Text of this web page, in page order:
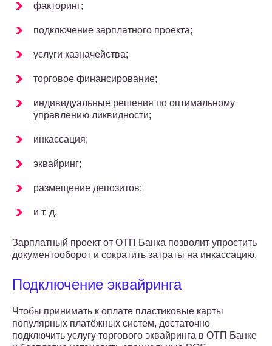
факторинг;
подключение зарплатного проекта;
услуги казначейства;
торговое финансирование;
индивидуальные решения по оптимальному
управлению ликвидности;
инкассация;
эквайринг;
размещение депозитов;
и т. д.
Зарплатный проект от ОТП Банка позволит упростить
документооборот и сократить затраты на инкассацию.
Подключение эквайринга
Чтобы принимать к оплате пластиковые карты
популярных платёжных систем, достаточно
подключить услугу торгового эквайринга в ОТП Банке